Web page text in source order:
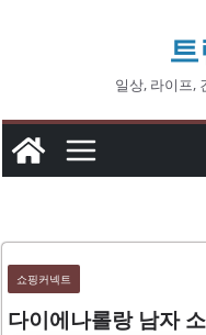
일상, 라이프,
쇼핑커넥트
다이에나롤랑 남자